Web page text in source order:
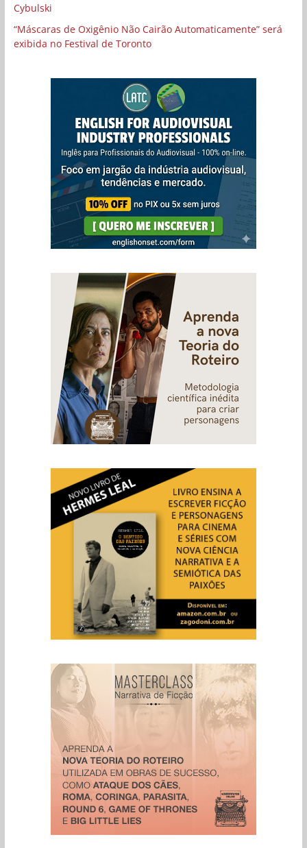
Cybulski
“Máscaras de Oxigênio Não Cairão Automaticamente” será
exibida no Festival de Toronto